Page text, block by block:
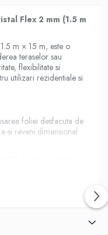
Flex 2 mm (1.5 m
m × 15 m, este o
teraselor sau
flexibilitate si
utilizari rezidentiale si
foliei desfacuta de
si reveni dimensional
pentru prelata PVC.
si fixata cu cureluse